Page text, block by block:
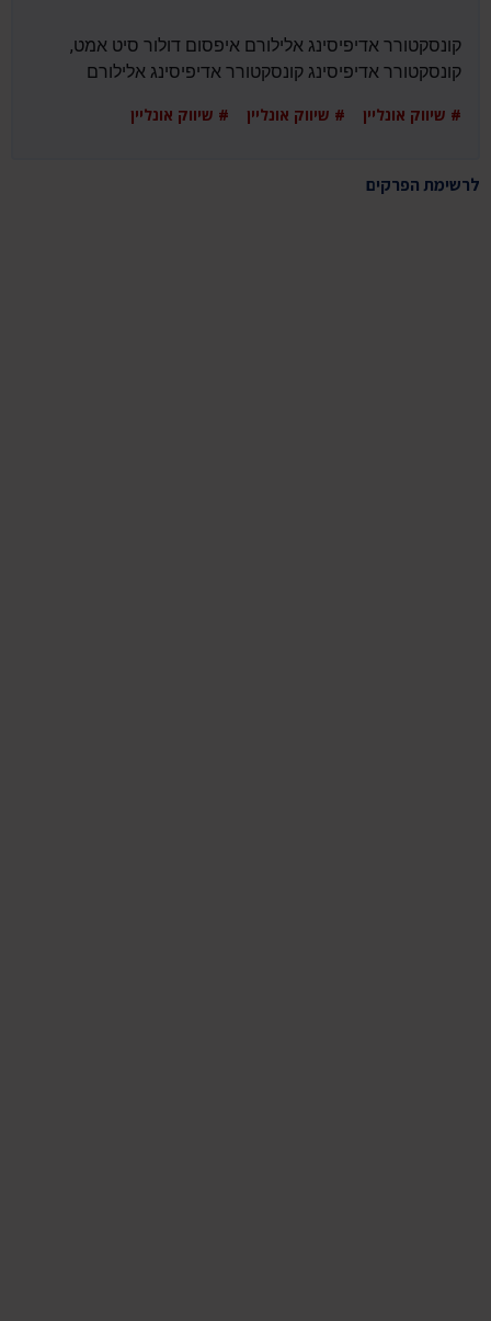
קונסקטורר אדיפיסינג אלילורם איפסום דולור סיט אמט,
קונסקטורר אדיפיסינג קונסקטורר אדיפיסינג אלילורם
# שיווק אונליין # שיווק אונליין # שיווק אונליין
לרשימת הפרקים